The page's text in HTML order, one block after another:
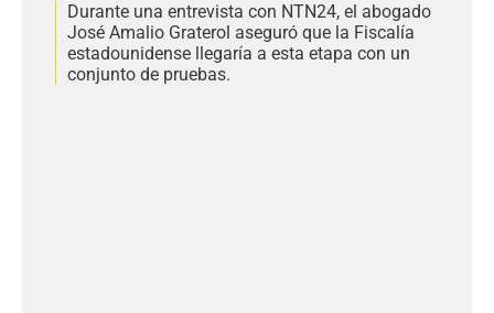
Durante una entrevista con NTN24, el abogado
José Amalio Graterol aseguró que la Fiscalía
estadounidense llegaría a esta etapa con un
conjunto de pruebas.